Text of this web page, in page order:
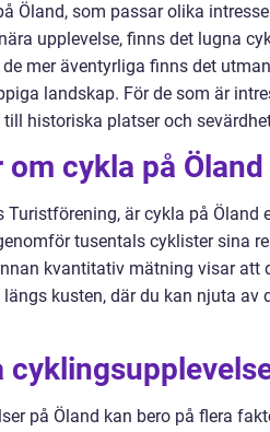
Öland, som passar olika
upplevelse, finns det lugna
mer äventyrliga finns det
landskap. För de som är
historiska platser och
cykla på Öland
är cykla på Öland
tusentals cyklister sina
kvantitativ mätning visar att
kusten, där du kan njuta
på Öland kan bero på flera